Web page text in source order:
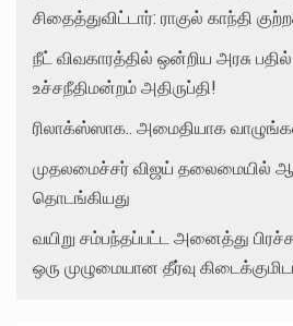
சிதைத்துவிட்டார்: ராகுல் காந்தி
நீட் விவகாரத்தில் ஒன்றிய அரசு
உச்சநீதிமன்றம் அதிருப்தி!
ரிலாக்ஸ்ஸாக.. அமைதியாக
முதலமைச்சர் விஜய் தலைமையில்
தொடங்கியது
வயிறு சம்பந்தப்பட்ட அனைத்து
ஒரு முழுமையான தீர்வு